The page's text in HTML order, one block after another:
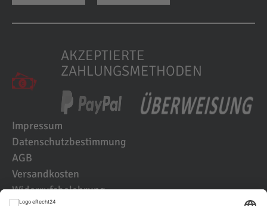
AKZEPTIERTE
ZAHLUNGSMETHODEN
Impressum
Datenschutzbestimmung
AGB
Versandkosten
Widerrufsbelehrung